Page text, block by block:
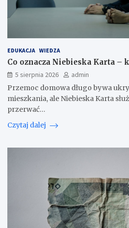
EDUKACJA WIEDZA
Co oznacza Niebieska Karta –
5 sierpnia 2026
admin
Przemoc domowa długo bywa
mieszkania, ale Niebieska Karta
przerwać…
Czytaj dalej